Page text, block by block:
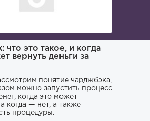
что это такое, и когда
вернуть деньги за
понятие чарджбэка,
можно запустить процесс
когда это может
когда — нет, а также
процедуры.